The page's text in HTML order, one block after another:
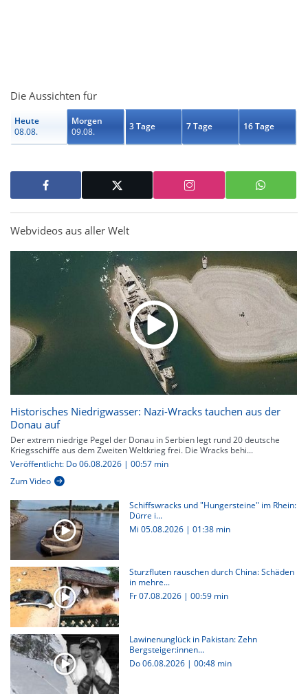
Die Aussichten für
Heute
08.08.
Morgen
09.08.
3 Tage 7 Tage 16 Tage
Webvideos aus aller Welt
Historisches Niedrigwasser: Nazi-Wracks tauchen aus der
Donau auf
Der extrem niedrige Pegel der Donau in Serbien legt rund 20 deutsche
Kriegsschiffe aus dem Zweiten Weltkrieg frei. Die Wracks behi...
Veröffentlicht: Do 06.08.2026 | 00:57 min
Zum Video
Schiffswracks und "Hungersteine" im Rhein:
Dürre i...
Mi 05.08.2026 | 01:38 min
Sturzfluten rauschen durch China: Schäden
in mehre...
Fr 07.08.2026 | 00:59 min
Lawinenunglück in Pakistan: Zehn
Bergsteiger:innen...
Do 06.08.2026 | 00:48 min